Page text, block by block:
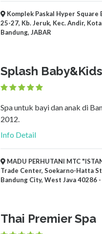
Komplek Paskal Hyper Square
25-27, Kb. Jeruk, Kec. Andir,
Bandung, JABAR
Splash
Spa untuk bayi dan anak di
2012.
Info Detail
MADU PERHUTANI MTC
Trade Center, Soekarno-Hatta
Bandung City, West Java 40286 -
Thai Premier Spa